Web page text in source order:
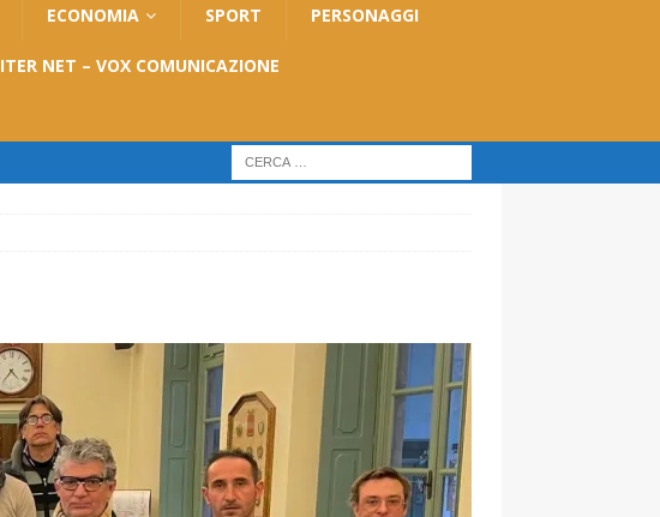
ECONOMIA SPORT PERSONAGGI
ITER NET – VOX COMUNICAZIONE